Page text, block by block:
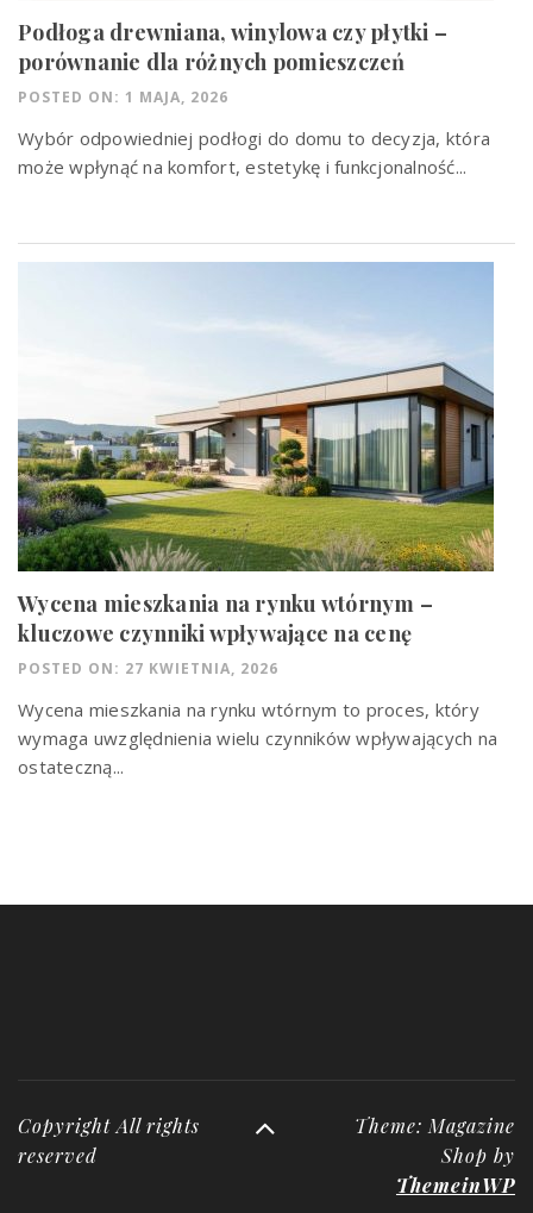
Podłoga drewniana, winylowa czy płytki –
porównanie dla różnych pomieszczeń
POSTED ON: 1 MAJA, 2026
Wybór odpowiedniej podłogi do domu to decyzja, która
może wpłynąć na komfort, estetykę i funkcjonalność...
Wycena mieszkania na rynku wtórnym –
kluczowe czynniki wpływające na cenę
POSTED ON: 27 KWIETNIA, 2026
Wycena mieszkania na rynku wtórnym to proces, który
wymaga uwzględnienia wielu czynników wpływających na
ostateczną...
Copyright All rights
reserved
Theme: Magazine
Shop by
ThemeinWP